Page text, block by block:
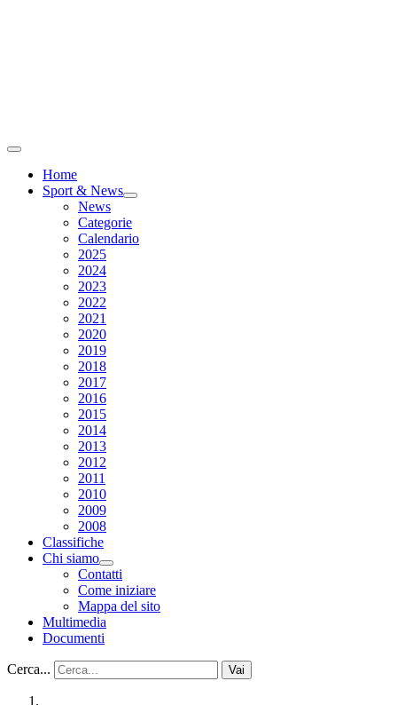
Home
Sport & News
News
Categorie
Calendario
2025
2024
2023
2022
2021
2020
2019
2018
2017
2016
2015
2014
2013
2012
2011
2010
2009
2008
Classifiche
Chi siamo
Contatti
Come iniziare
Mappa del sito
Multimedia
Documenti
Cerca... Vai